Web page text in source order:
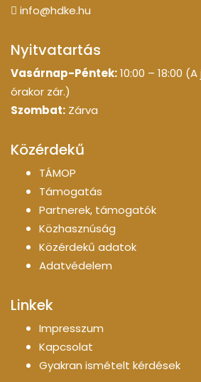
info@hdke.hu
Nyitvatartás
Vasárnap-Péntek:10:00 – 18:00
órakor zár.)
Szombat: Zárva
Közérdekű
TÁMOP
Támogatás
Partnerek, támogatók
Közhasznúság
Közérdekű adatok
Adatvédelem
Linkek
Impresszum
Kapcsolat
Gyakran ismételt kérdések